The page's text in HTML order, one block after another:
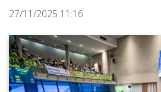
27/11/2025 11:16